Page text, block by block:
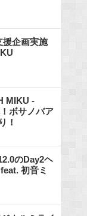
援企画実施
MIKU -
ボサノバア
！
のDay2ヘ
初音ミ